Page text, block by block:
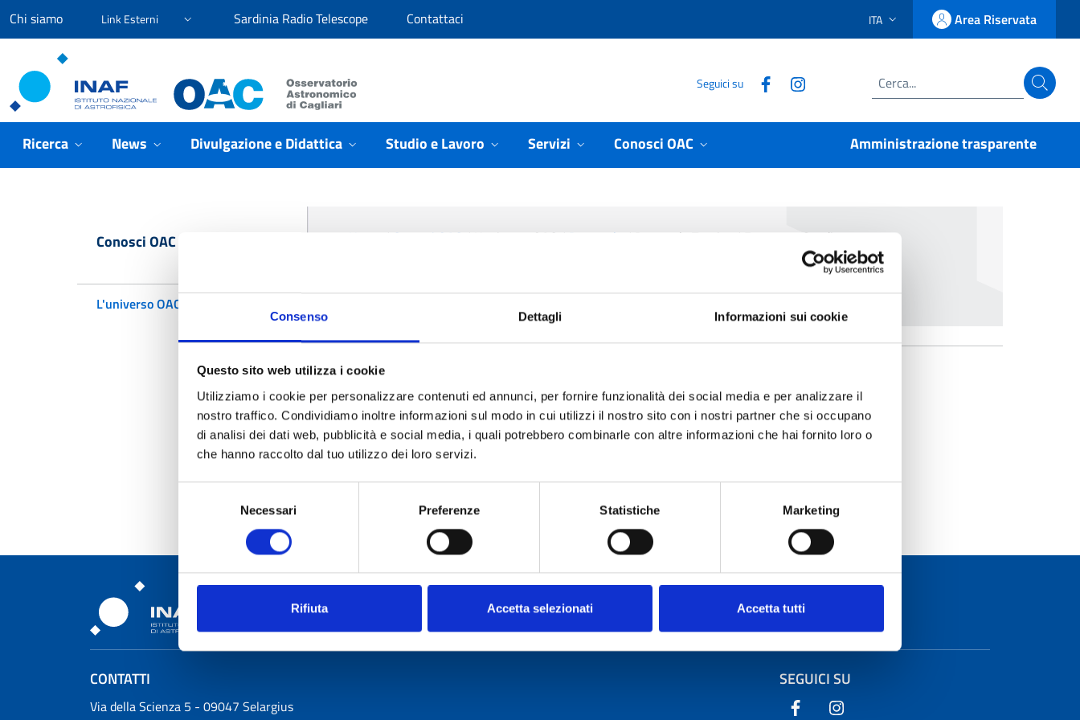
Consenso Dettagli Informazioni sui cookie
Questo sito web utilizza i cookie
Utilizziamo i cookie per personalizzare contenuti ed annunci, per fornire funzionalità dei social media e per analizzare il
nostro traffico. Condividiamo inoltre informazioni sul modo in cui utilizzi il nostro sito con i nostri partner che si occupano
di analisi dei dati web, pubblicità e social media, i quali potrebbero combinarle con altre informazioni che hai fornito loro o
che hanno raccolto dal tuo utilizzo dei loro servizi.
Necessari Preferenze Statistiche Marketing
Rifiuta Accetta selezionati Accetta tutti
Vai ai contenuti
Vai al menu di navigazione
Vai al footer
Chi siamo Link Esterni Sardinia Radio Telescope Contattaci LINGUA SELEZIONATA:
ITA Accedi
Area Riservata
Osservatorio Astronomico Cagliari Seguici su Seguici su Facebook
Seguici su Instagram
Cerca
Ricerca News Divulgazione e Didattica Studio e Lavoro Servizi Conosci OAC Amministrazione trasparente
Conosci OAC
L'universo OAC
Conosci OAC L'universo OAC Personale Personale Tecnico Francesco Gaudiomonte
Francesco Gaudiomonte
Telefono:
070 71180227
E-mail:
francesco.gaudiomonte@inaf.it
Osservatorio Astronomico Cagliari
CONTATTI
Osservatorio Astronomico Cagliari
Via della Scienza 5 - 09047 Selargius
SEGUICI SU
Seguici su Facebook